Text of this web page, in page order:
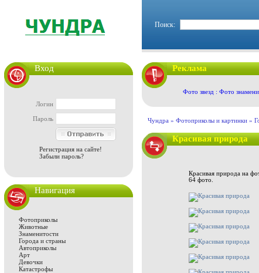
Поиск:
Вход
Логин
Пароль
Регистрация на сайте!
Забыли пароль?
Навигация
Фотоприколы
Животные
Знаменитости
Города и страны
Автоприколы
Арт
Девочки
Катастрофы
Реклама
Фото звезд : Фото
Чундра » Фотоприколы и картинки »
Красивая природа
Красивая природа на
64 фото.